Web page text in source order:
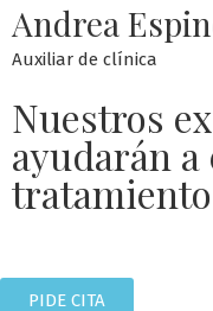
Andrea
Auxiliar de clínica
Nuestros
ayudarán
PIDE CITA